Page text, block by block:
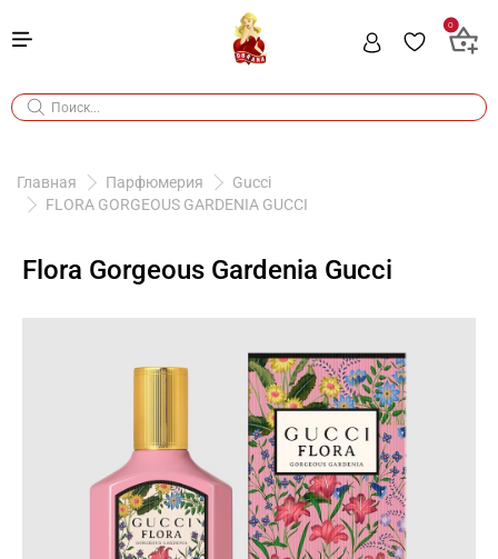
0
Главная Парфюмерия
Gucci
FLORA GORGEOUS GARDENIA GUCCI
Flora Gorgeous Gardenia Gucci